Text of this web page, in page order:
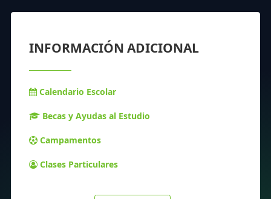
INFORMACIÓN ADICIONAL
Calendario Escolar
Becas y Ayudas al Estudio
Campamentos
Clases Particulares